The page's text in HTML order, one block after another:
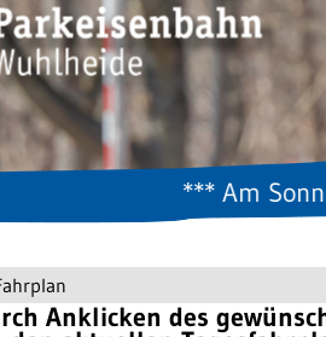
*** Am
Anklicken des